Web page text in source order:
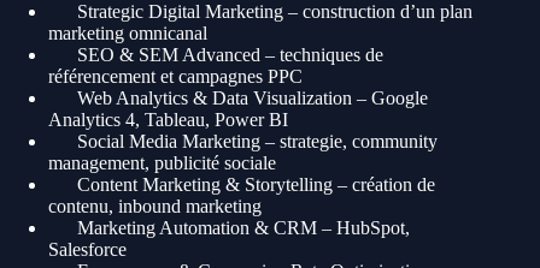
Strategic Digital Marketing – construction d’un plan
marketing omnicanal
SEO & SEM Advanced – techniques de
référencement et campagnes PPC
Web Analytics & Data Visualization – Google
Analytics 4, Tableau, Power BI
Social Media Marketing – strategie, community
management, publicité sociale
Content Marketing & Storytelling – création de
contenu, inbound marketing
Marketing Automation & CRM – HubSpot,
Salesforce